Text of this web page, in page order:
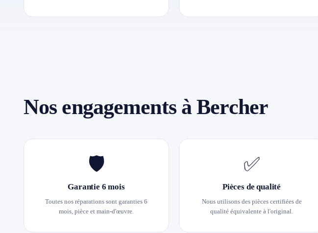
Nos engagements à Bercher
🛡️
Garantie 6 mois
Toutes nos réparations sont garanties 6
mois, pièce et main-d'œuvre.
✅
Pièces de qualité
Nous utilisons des pièces certifiées de
qualité équivalente à l'original.